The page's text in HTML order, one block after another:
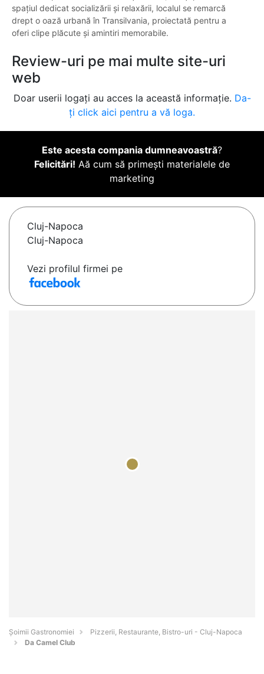
spațiul dedicat socializării și relaxării, localul se remarcă
drept o oază urbană în Transilvania, proiectată pentru a
oferi clipe plăcute și amintiri memorabile.
Review-uri pe mai multe site-uri
web
Doar userii logați au acces la această informație. Da-
ți click aici pentru a vă loga.
Este acesta compania dumneavoastră?
Felicitări! Aă cum să primești materialele de
marketing
Cluj-Napoca
Cluj-Napoca
Vezi profilul firmei pe
Șoimii Gastronomiei
Pizzerii, Restaurante, Bistro-uri - Cluj-Napoca
Da Camel Club